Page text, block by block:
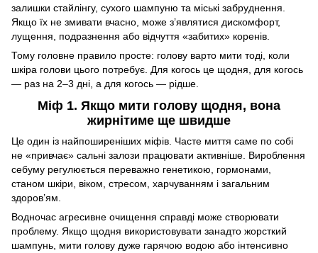
залишки стайлінгу, сухого шампуню та міські забруднення.
Якщо їх не змивати вчасно, може з’являтися дискомфорт,
лущення, подразнення або відчуття «забитих» коренів.
Тому головне правило просте: голову варто мити тоді, коли
шкіра голови цього потребує. Для когось це щодня, для когось
— раз на 2–3 дні, а для когось — рідше.
Міф 1. Якщо мити голову щодня, вона
жирнітиме ще швидше
Це один із найпоширеніших міфів. Часте миття саме по собі
не «привчає» сальні залози працювати активніше. Вироблення
себуму регулюється переважно генетикою, гормонами,
станом шкіри, віком, стресом, харчуванням і загальним
здоров’ям.
Водночас агресивне очищення справді може створювати
проблему. Якщо щодня використовувати занадто жорсткий
шампунь, мити голову дуже гарячою водою або інтенсивно